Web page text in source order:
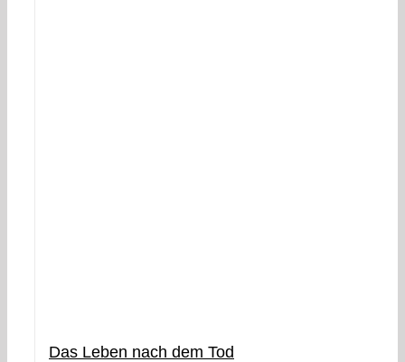
Das Leben nach dem Tod